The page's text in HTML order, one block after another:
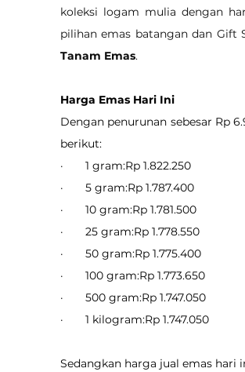
koleksi logam mulia dengan
pilihan emas batangan dan Gift
Tanam Emas.
Harga Emas Hari Ini
Dengan penurunan sebesar Rp
berikut:
·       1 gram:Rp 1.822.250
·       5 gram:Rp 1.787.400
·       10 gram:Rp 1.781.500
·       25 gram:Rp 1.778.550
·       50 gram:Rp 1.775.400
·       100 gram:Rp 1.773.650
·       500 gram:Rp 1.747.050
·       1 kilogram:Rp 1.747.050
Sedangkan harga jual emas hari